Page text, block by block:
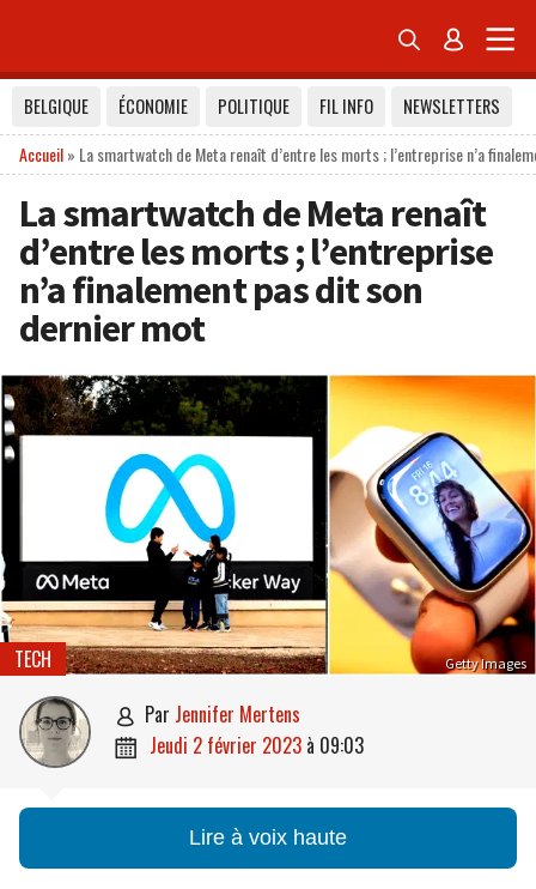
 
BELGIQUE ÉCONOMIE POLITIQUE FIL INFO
NEWSLETTERS
Accueil» La smartwatch de Meta renaît d’entre les morts ; l’entreprise n’a
La smartwatch de Meta renaît
d’entre les morts ; l’entreprise
n’a finalement pas dit son
dernier mot
Getty Images
TECH
 par Jennifer Mertens
 jeudi 2 février 2023 à 09:03
Lire à voix haute